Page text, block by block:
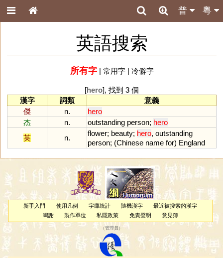
粵
普
英語搜索
所有字| 常用字| 冷僻字
[hero], 找到 3 個
漢字
詞類
意義
傑
n.
hero
杰
n. outstanding person; hero
英
n.
flower; beauty; hero, outstanding
person; (Chinese name for) England
新手入門 使用凡例 字庫統計 隨機漢字
最近被搜索的漢字
鳴謝
製作單位 私隱政策 免責聲明 意見簿
（管理員 ）